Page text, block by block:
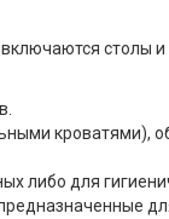
столы
кроватями),
либо для